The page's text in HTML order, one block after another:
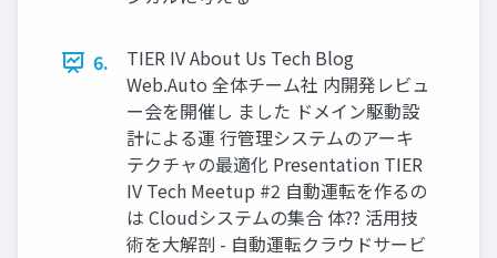
6.
TIER IV About Us Tech Blog
Web.Auto 全体チーム社 内開発レビュ
ー会を開催し ました ドメイン駆動設
計による運 行管理システムのアーキ
テクチャの最適化 Presentation TIER
IV Tech Meetup #2 自動運転を作るの
は Cloudシステムの集合 体?? 活用技
術を大解剖 - 自動運転クラウドサービ